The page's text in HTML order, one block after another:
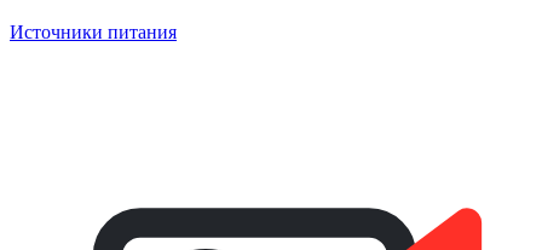
Источники питания